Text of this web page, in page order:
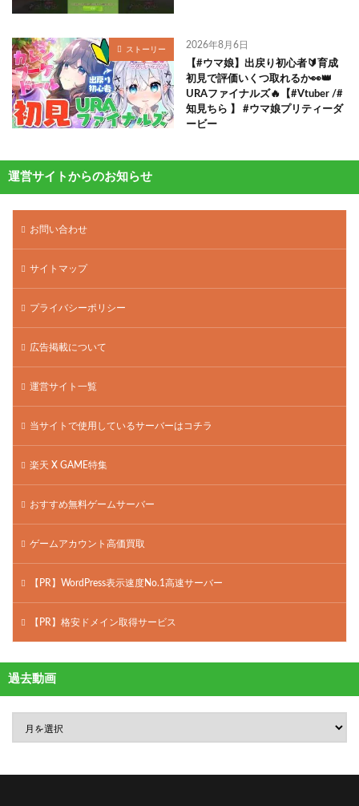
ストーリー 2026年8月6日
【#ウマ娘】出戻り初心者🔰育成
初見で評価いくつ取れるか👀👑
URAファイナルズ🔥【#Vtuber /#
知見ちら 】 #ウマ娘プリティーダ
ービー
運営サイトからのお知らせ
お問い合わせ
サイトマップ
プライバシーポリシー
広告掲載について
運営サイト一覧
当サイトで使用しているサーバーはコチラ
楽天 X GAME特集
おすすめ無料ゲームサーバー
ゲームアカウント高価買取
【PR】WordPress表示速度No.1高速サーバー
【PR】格安ドメイン取得サービス
過去動画